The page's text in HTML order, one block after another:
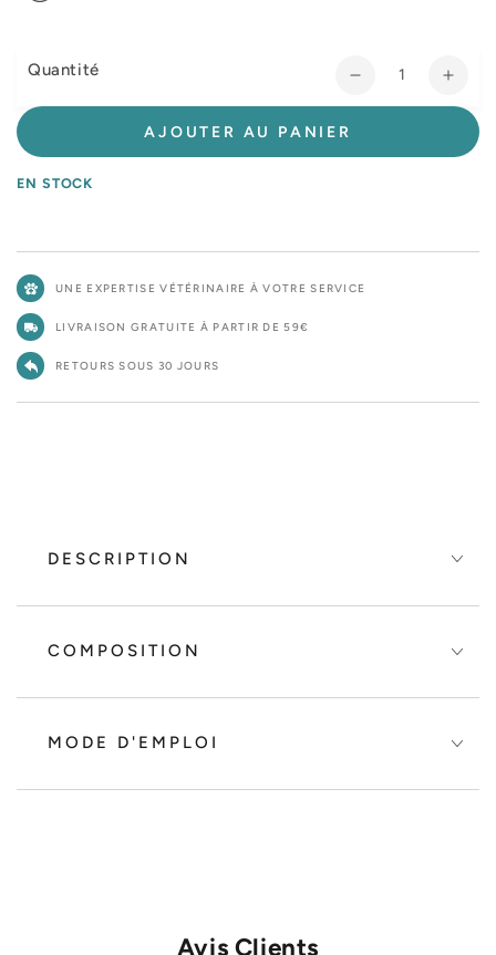
Quantité
Réduire
la
de
Diets
Diabetes
la
de
Diets
AJOUTER AU PANIER
EN STOCK
UNE EXPERTISE VÉTÉRINAIRE À VOTRE SERVICE
LIVRAISON GRATUITE À PARTIR DE 59€
RETOURS SOUS 30 JOURS
DESCRIPTION
COMPOSITION
MODE D'EMPLOI
Avis Clients